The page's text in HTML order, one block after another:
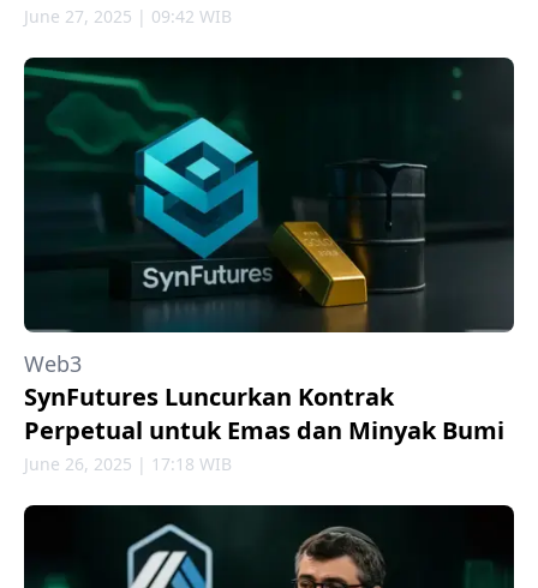
June 27, 2025 | 09:42 WIB
Web3
SynFutures Luncurkan Kontrak
Perpetual untuk Emas dan Minyak Bumi
June 26, 2025 | 17:18 WIB